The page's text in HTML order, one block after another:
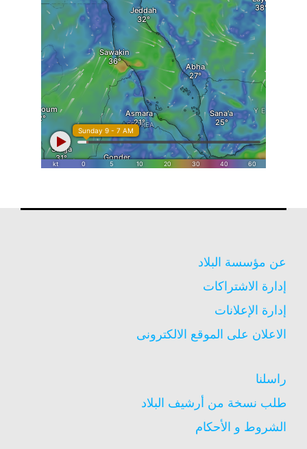
عن مؤسسة البلاد
إدارة الاشتراكات
إدارة الإعلانات
الاعلان على الموقع الالكترونى
راسلنا
طلب نسخة من أرشيف البلاد
الشروط و الأحكام